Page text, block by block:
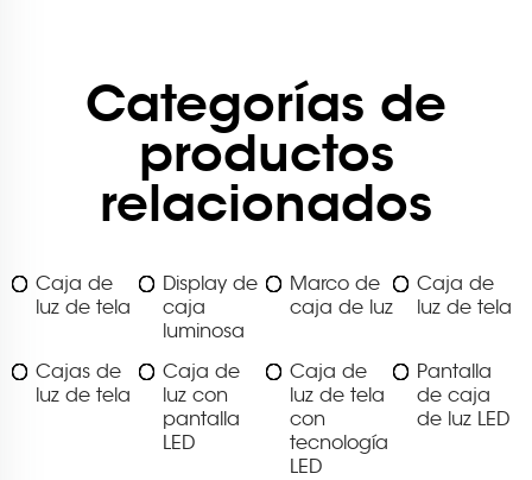
Categorías de
productos
relacionados
Caja de
luz de tela
Display de
caja
luminosa
Marco de
caja de luz
Caja de
luz de tela
Cajas de
luz de tela
Caja de
luz con
pantalla
LED
Caja de
luz de tela
con
tecnología
LED
Pantalla
de caja
de luz LED